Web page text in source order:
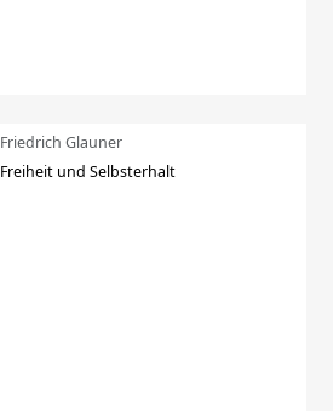
Friedrich Glauner
Freiheit und Selbsterhalt